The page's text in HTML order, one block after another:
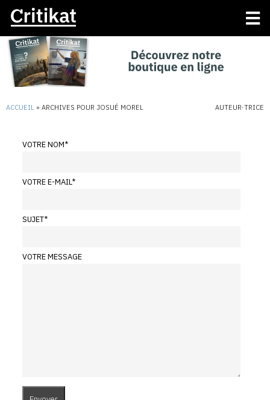
ACCUEIL » ARCHIVES POUR JOSUÉ MOREL AUTEUR·TRICE
VOTRE NOM*
VOTRE E-MAIL*
SUJET*
VOTRE MESSAGE